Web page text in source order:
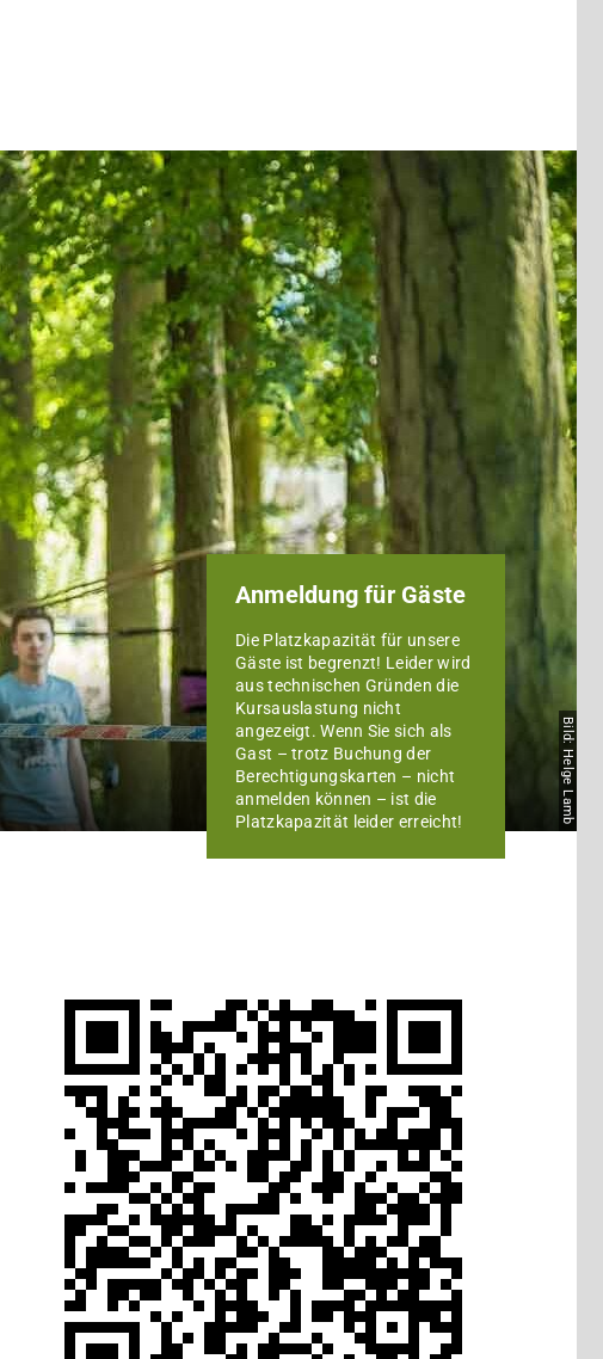
Anmeldung für Gäste
Die Platzkapazität für unsere
Gäste ist begrenzt! Leider wird
aus technischen Gründen die
Kursauslastung nicht
angezeigt. Wenn Sie sich als
Gast – trotz Buchung der
Berechtigungskarten – nicht
anmelden können – ist die
Platzkapazität leider erreicht!
Bild: Helge Lamb